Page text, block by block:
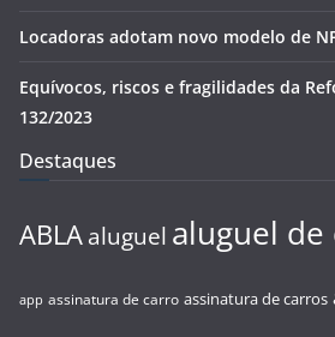
Locadoras adotam novo modelo de
Equívocos, riscos e fragilidades da
132/2023
Destaques
ABLA aluguel aluguel de
app assinatura de carro assinatura de carros